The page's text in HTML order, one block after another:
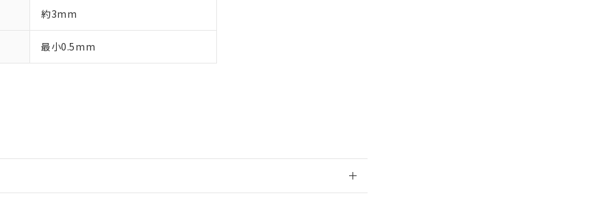
約3mm
最小0.5mm